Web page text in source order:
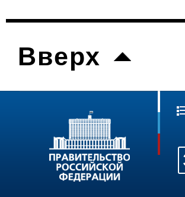
Вверх